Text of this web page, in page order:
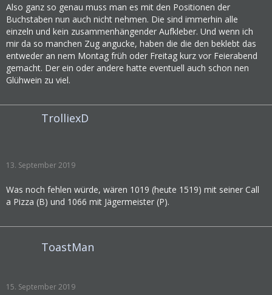
Also ganz so genau muss man es mit den Positionen der
Buchstaben nun auch nicht nehmen. Die sind immerhin alle
einzeln und kein zusammenhängender Aufkleber. Und wenn ich
mir da so manchen Zug angucke, haben die die den beklebt das
entweder an nem Montag früh oder Freitag kurz vor Feierabend
gemacht. Der ein oder andere hatte eventuell auch schon nen
Glühwein zu viel.
TrolliexD
13. September 2019
Was noch fehlen würde, wären 1019 (heute 1519) mit seiner Call
a Pizza (B) und 1066 mit Jägermeister (P).
ToastMan
15. September 2019